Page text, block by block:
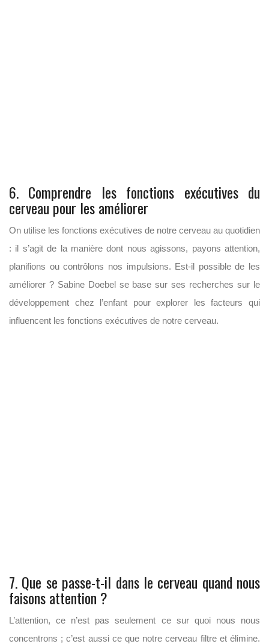
6. Comprendre les fonctions exécutives du
cerveau pour les améliorer
On utilise les fonctions exécutives de notre cerveau au quotidien
: il s’agit de la manière dont nous agissons, payons attention,
planifions ou contrôlons nos impulsions. Est-il possible de les
améliorer ? Sabine Doebel se base sur ses recherches sur le
développement chez l’enfant pour explorer les facteurs qui
influencent les fonctions exécutives de notre cerveau.
7. Que se passe-t-il dans le cerveau quand nous
faisons attention ?
L’attention, ce n’est pas seulement ce sur quoi nous nous
concentrons ; c’est aussi ce que notre cerveau filtre et élimine.